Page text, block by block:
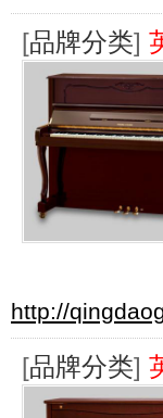
[品牌分类]
http://
[品牌分类]